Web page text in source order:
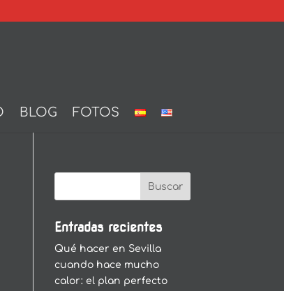
BLOG FOTOS
Entradas recientes
Qué hacer en Sevilla
cuando hace mucho
calor: el plan perfecto